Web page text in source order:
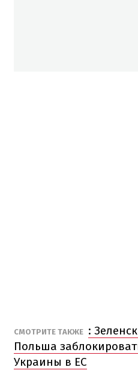
СМОТРИТЕ ТАКЖЕ :
Польша
Украины в ЕС